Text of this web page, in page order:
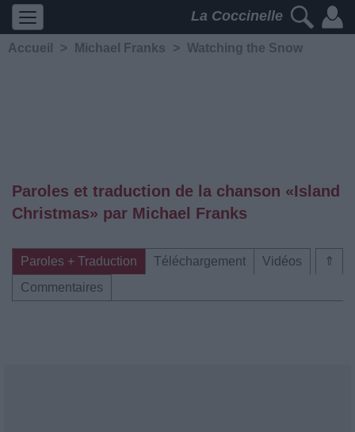
La Coccinelle
Accueil > Michael Franks > Watching the Snow
Paroles et traduction de la chanson «Island
Christmas» par Michael Franks
⇑
Paroles + Traduction Téléchargement
Vidéos
Commentaires